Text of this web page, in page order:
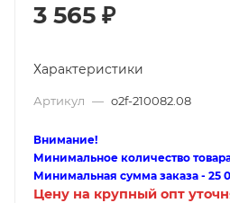
3 565 ₽
Характеристики
Артикул — o2f-210082.08
Внимание!
Минимальное количество
Минимальная сумма заказа - 25
Цену на крупный опт